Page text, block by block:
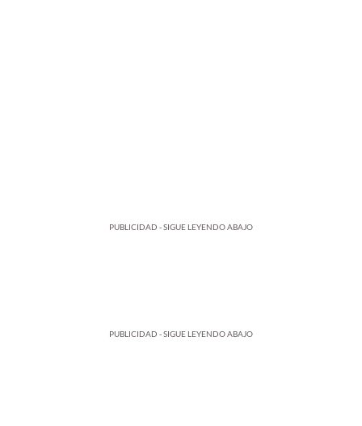
PUBLICIDAD - SIGUE LEYENDO ABAJO
PUBLICIDAD - SIGUE LEYENDO ABAJO